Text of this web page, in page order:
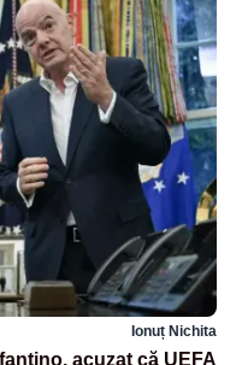
Ionuț Nichita
acuzat că UEFA